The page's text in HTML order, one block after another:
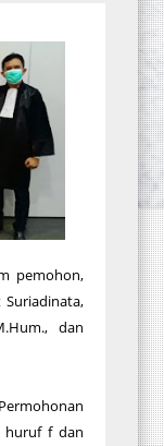
pemohon,
Suriadinata,
dan
huruf f dan